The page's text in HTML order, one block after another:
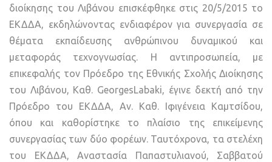
διοίκησης του Λιβάνου επισκέφθηκε στις 20/5/2015 το
ΕΚΔΔΑ, εκδηλώνοντας ενδιαφέρον για συνεργασία σε
θέματα εκπαίδευσης ανθρώπινου δυναμικού και
μεταφοράς τεχνογνωσίας. Η αντιπροσωπεία, με
επικεφαλής τον Πρόεδρο της Εθνικής Σχολής Διοίκησης
του Λιβάνου, Καθ. GeorgesLabaki, έγινε δεκτή από την
Πρόεδρο του ΕΚΔΔΑ, Αν. Καθ. Ιφιγένεια Καμτσίδου,
όπου και καθορίστηκε το πλαίσιο της επικείμενης
συνεργασίας των δύο φορέων. Ταυτόχρονα, τα στελέχη
του ΕΚΔΔΑ, Αναστασία Παπαστυλιανού, Σαββατού